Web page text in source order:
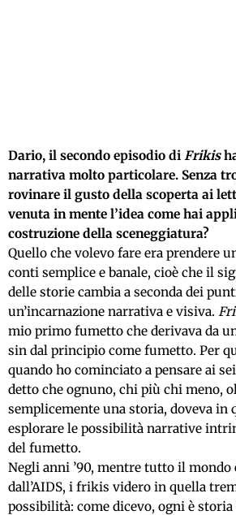
Dario, il secondo episodio di Frikis
narrativa molto particolare. Senza
rovinare il gusto della scoperta ai
venuta in mente l’idea come hai
costruzione della sceneggiatura?
Quello che volevo fare era prendere
conti semplice e banale, cioè che il
delle storie cambia a seconda dei
un’incarnazione narrativa e visiva.
mio primo fumetto che derivava da
sin dal principio come fumetto. Per
quando ho cominciato a pensare ai
detto che ognuno, chi più chi meno,
semplicemente una storia, doveva in
esplorare le possibilità narrative
del fumetto.
Negli anni ’90, mentre tutto il
dall’AIDS, i frikis videro in quella
possibilità: come dicevo, ogni è storia